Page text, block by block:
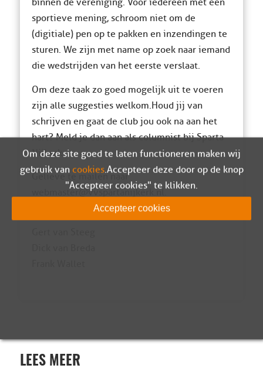
sportieve mening, schroom niet om de
(digitiale) pen op te pakken en inzendingen te
sturen. We zijn met name op zoek naar iemand
die wedstrijden van het eerste verslaat.
Om deze taak zo goed mogelijk uit te voeren
zijn alle suggesties welkom. Houd jij van
schrijven en gaat de club jou ook na aan het
hart? Meld je dan aan als columnist bij Sparta
Nijkerk.
Gelieve te mailen naar
webmaster@vvspartanijkerk.nl.
LEES MEER
Om deze site goed te laten functioneren maken wij
gebruik van cookies. Accepteer deze door op de knop
"Accepteer cookies" te klikken.
Accepteer cookies